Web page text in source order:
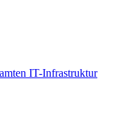
IT-Infrastruktur